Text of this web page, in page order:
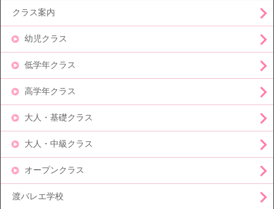
クラス案内
幼児クラス
低学年クラス
高学年クラス
大人・基礎クラス
大人・中級クラス
オープンクラス
渡バレエ学校